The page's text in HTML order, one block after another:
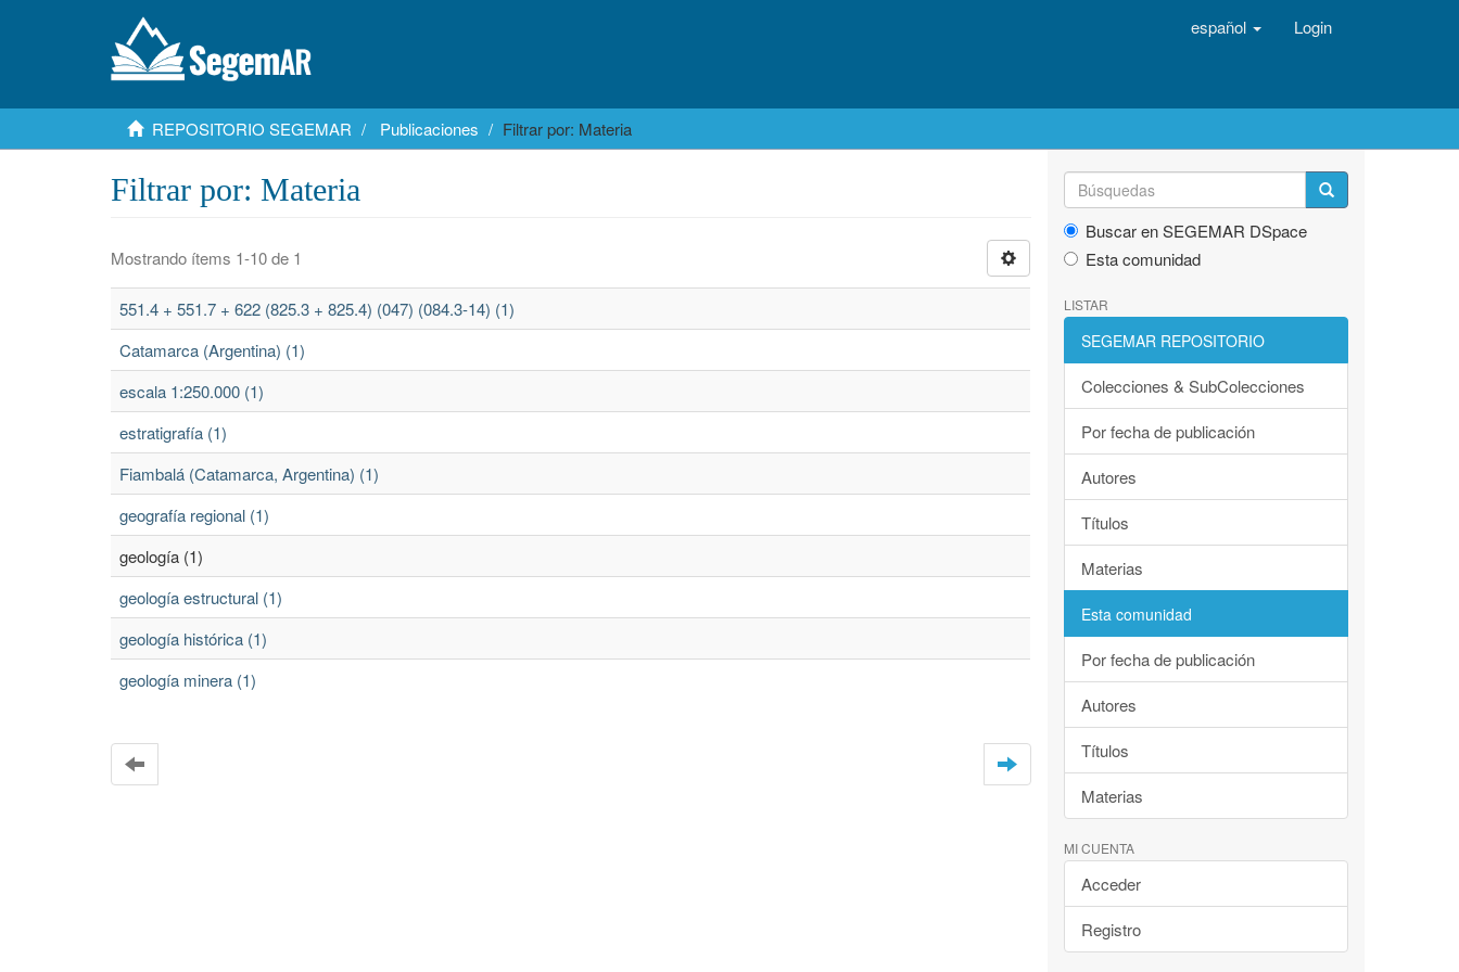
español Login
REPOSITORIO SEGEMAR Publicaciones Filtrar por: Materia
Filtrar por: Materia
Mostrando ítems 1-10 de 1
551.4 + 551.7 + 622 (825.3 + 825.4) (047) (084.3-14) (1)
Catamarca (Argentina) (1)
escala 1:250.000 (1)
estratigrafía (1)
Fiambalá (Catamarca, Argentina) (1)
geografía regional (1)
geología (1)
geología estructural (1)
geología histórica (1)
geología minera (1)
Buscar en SEGEMAR DSpace
Esta comunidad
LISTAR
SEGEMAR REPOSITORIO
Colecciones & SubColecciones
Por fecha de publicación
Autores
Títulos
Materias
Esta comunidad
Por fecha de publicación
Autores
Títulos
Materias
MI CUENTA
Acceder
Registro